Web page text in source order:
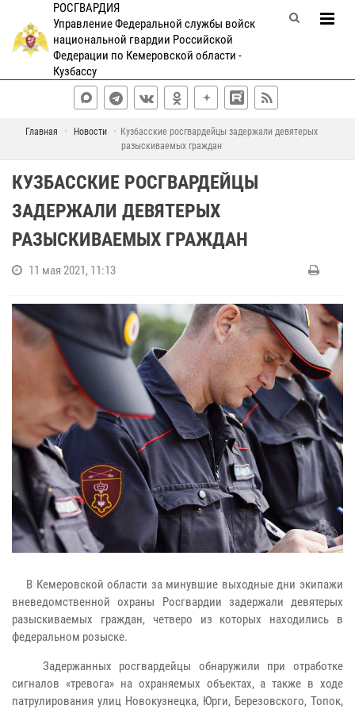
РОСГВАРДИЯ
Управление Федеральной службы войск
национальной гвардии Российской
Федерации по Кемеровской области -
Кузбассу
Главная Новости
Кузбасские росгвардейцы задержали девятерых
разыскиваемых граждан
КУЗБАССКИЕ РОСГВАРДЕЙЦЫ
ЗАДЕРЖАЛИ ДЕВЯТЕРЫХ
РАЗЫСКИВАЕМЫХ ГРАЖДАН
11 мая 2021, 11:13
В Кемеровской области за минувшие выходные дни экипажи
вневедомственной охраны Росгвардии задержали девятерых
разыскиваемых граждан, четверо из которых находились в
федеральном розыске.
Задержанных росгвардейцы обнаружили при отработке
сигналов «тревога» на охраняемых объектах, а также в ходе
патрулирования улиц Новокузнецка, Юрги, Березовского, Топок,